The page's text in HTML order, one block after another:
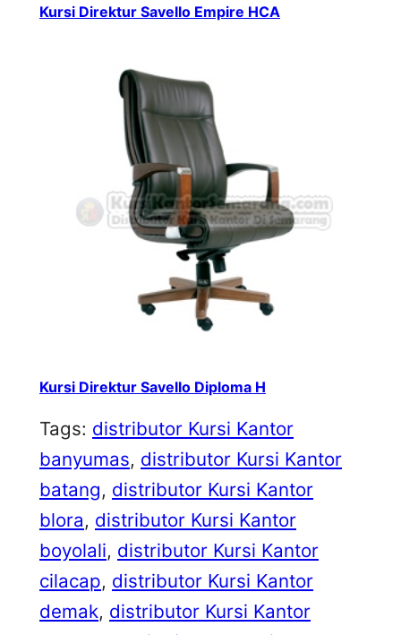
Kursi Direktur Savello Empire HCA
Kursi Direktur Savello Diploma H
Tags: distributor Kursi Kantor
banyumas, distributor Kursi Kantor
batang, distributor Kursi Kantor
blora, distributor Kursi Kantor
boyolali, distributor Kursi Kantor
cilacap, distributor Kursi Kantor
demak, distributor Kursi Kantor